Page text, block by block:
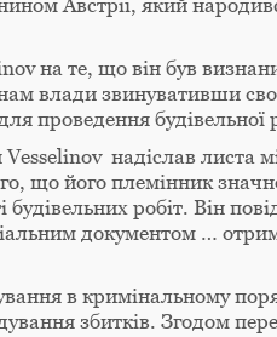
Австрії, який
на те, що він був
влади звинувативши
проведення будівельної
надіслав листа
що його племінник
будівельних робіт. Він
документом …
в кримінальному
збитків. Згодом